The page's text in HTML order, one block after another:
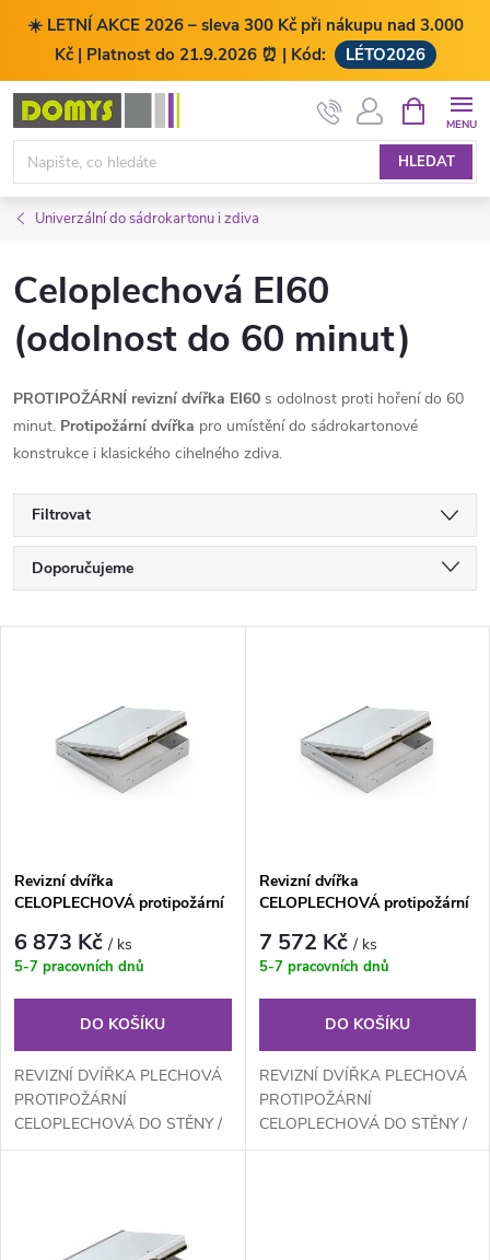
☀️ LETNÍ AKCE 2026 – sleva 300 Kč při nákupu nad 3.000
Kč | Platnost do 21.9.2026 ⏰ | Kód:
LÉTO2026
Přejít
obsah
HLEDAT
NÁKUPNÍ
KOŠÍK
Univerzální do sádrokartonu i zdiva
Celoplechová EI60
(odolnost do 60 minut)
PROTIPOŽÁRNÍ revizní dvířka EI60 s odolnost proti hoření do 60
minut. Protipožární dvířka pro umístění do sádrokartonové
konstrukce i klasického cihelného zdiva.
Filtrovat
Ř
a
p
r
o
d
u
Doporučujeme
Abecedně
s
p
r
d
u
Revizní dvířka
CELOPLECHOVÁ protipožární
400x400 KL EI60
6 873 Kč/ ks
5-7 pracovních dnů
DO KOŠÍKU
REVIZNÍ DVÍŘKA PLECHOVÁ
PROTIPOŽÁRNÍ
CELOPLECHOVÁ DO STĚNY /
ZDIVA - EI60klička zámek,
Revizní dvířka
CELOPLECHOVÁ protipožární
500x500 KL EI60
7 572 Kč/ ks
5-7 pracovních dnů
DO KOŠÍKU
REVIZNÍ DVÍŘKA PLECHOVÁ
PROTIPOŽÁRNÍ
CELOPLECHOVÁ DO STĚNY /
ZDIVA - EI60klička zámek,